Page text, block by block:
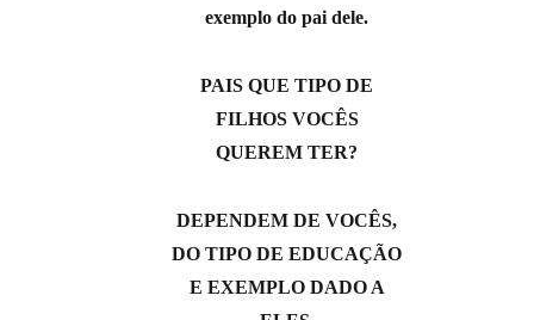
exemplo do pai dele.
PAIS QUE TIPO DE
FILHOS VOCÊS
QUEREM TER?
DEPENDEM DE VOCÊS,
DO TIPO DE EDUCAÇÃO
E EXEMPLO DADO A